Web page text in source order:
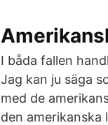
I båda fallen
Jag kan ju säga
med de
den amerikanska